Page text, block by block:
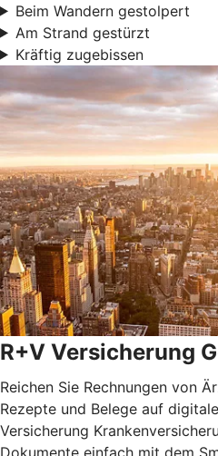
Beim Wandern gestolpert
Am Strand gestürzt
Kräftig zugebissen
R+V Versicherung
Reichen Sie Rechnungen von
Rezepte und Belege auf
Versicherung